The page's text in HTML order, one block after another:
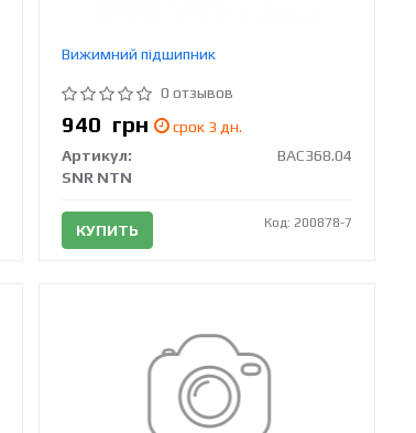
Вижимний підшипник
0 отзывов
940 грн
срок 3 дн.
Артикул:
BAC368.04
SNR NTN
КУПИТЬ Код: 200878-7